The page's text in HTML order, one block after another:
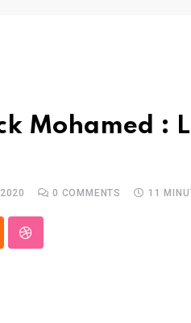
Mohamed :
0 COMMENTS 11
StumbleUpon